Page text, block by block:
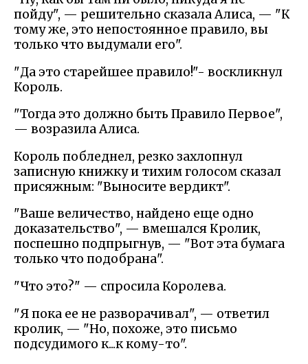
пойду", — решительно сказала Алиса, — "К
тому же, это непостоянное правило, вы
только что выдумали его".
"Да это старейшее правило!"- воскликнул
Король.
"Тогда это должно быть Правило Первое",
— возразила Алиса.
Король побледнел, резко захлопнул
записную книжку и тихим голосом сказал
присяжным: "Выносите вердикт".
"Ваше величество, найдено еще одно
доказательство", — вмешался Кролик,
поспешно подпрыгнув, — "Вот эта бумага
только что подобрана".
"Что это?" — спросила Королева.
"Я пока ее не разворачивал", — ответил
кролик, — "Но, похоже, это письмо
подсудимого к...к кому-то".